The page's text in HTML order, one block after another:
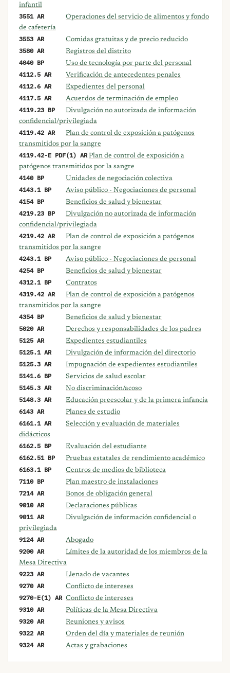
infantil
3551 AR
Operaciones del servicio de alimentos y fondo
de cafetería
3553 AR Comidas gratuitas y de precio reducido
3580 AR Registros del distrito
4040 BP Uso de tecnología por parte del personal
4112.5 AR Verificación de antecedentes penales
4112.6 AR Expedientes del personal
4117.5 AR Acuerdos de terminación de empleo
4119.23 BP
Divulgación no autorizada de información
confidencial/privilegiada
4119.42 AR
Plan de control de exposición a patógenos
transmitidos por la sangre
4119.42-E PDF(1) AR Plan de control de exposición a
patógenos transmitidos por la sangre
4140 BP Unidades de negociación colectiva
4143.1 BP Aviso público - Negociaciones de personal
4154 BP Beneficios de salud y bienestar
4219.23 BP
Divulgación no autorizada de información
confidencial/privilegiada
4219.42 AR
Plan de control de exposición a patógenos
transmitidos por la sangre
4243.1 BP Aviso público - Negociaciones de personal
4254 BP Beneficios de salud y bienestar
4312.1 BP Contratos
4319.42 AR
Plan de control de exposición a patógenos
transmitidos por la sangre
4354 BP Beneficios de salud y bienestar
5020 AR Derechos y responsabilidades de los padres
5125 AR Expedientes estudiantiles
5125.1 AR Divulgación de información del directorio
5125.3 AR Impugnación de expedientes estudiantiles
5141.6 BP Servicios de salud escolar
5145.3 AR No discriminación/acoso
5148.3 AR Educación preescolar y de la primera infancia
6143 AR Planes de estudio
6161.1 AR
Selección y evaluación de materiales
didácticos
6162.5 BP Evaluación del estudiante
6162.51 BP Pruebas estatales de rendimiento académico
6163.1 BP Centros de medios de biblioteca
7110 BP Plan maestro de instalaciones
7214 AR Bonos de obligación general
9010 AR Declaraciones públicas
9011 AR
Divulgación de información confidencial o
privilegiada
9124 AR Abogado
9200 AR
Límites de la autoridad de los miembros de la
Mesa Directiva
9223 AR Llenado de vacantes
9270 AR Conflicto de intereses
9270-E(1) AR Conflicto de intereses
9310 AR Políticas de la Mesa Directiva
9320 AR Reuniones y avisos
9322 AR Orden del día y materiales de reunión
9324 AR Actas y grabaciones